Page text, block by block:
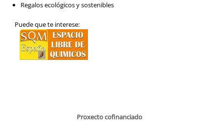
Regalos ecológicos y sostenibles
Puede que te interese:
Proxecto cofinanciado